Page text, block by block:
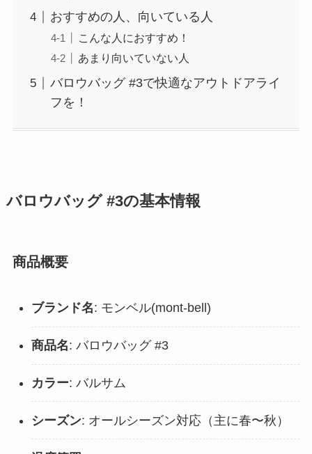
おすすめの人、向いている人
こんな人におすすめ！
あまり向いていない人
バロウバッグ #3で快適なアウトドアライ
フを！
バロウバッグ #3の基本情報
商品概要
ブランド名: モンベル(mont-bell)
商品名: バロウバッグ #3
カラー: バルサム
シーズン: オールシーズン対応（主に春〜秋）